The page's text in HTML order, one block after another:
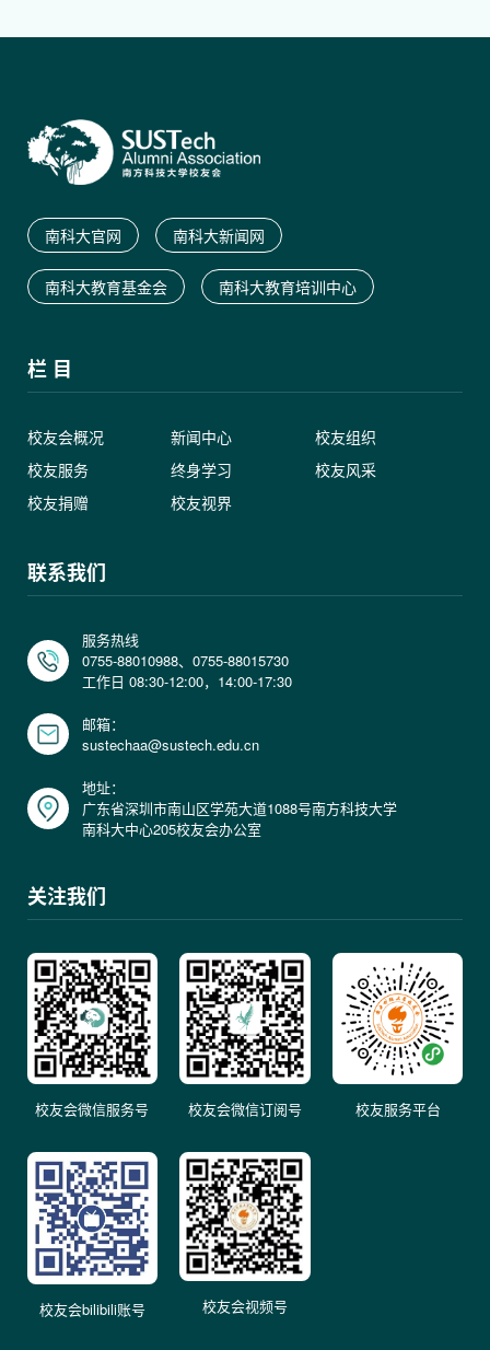
南科大官网 南科大新闻网
南科大教育基金会 南科大教育培训中心
栏 目
校友会概况 新闻中心
校友组织
校友服务
终身学习
校友风采
校友捐赠
校友视界
联系我们
服务热线
0755-88010988、0755-88015730
工作日 08:30-12:00，14:00-17:30
邮箱：
sustechaa@sustech.edu.cn
地址：
广东省深圳市南山区学苑大道1088号南方科技大学
南科大中心205校友会办公室
关注我们
校友会微信服务号 校友会微信订阅号 校友服务平台
校友会bilibili账号 校友会视频号